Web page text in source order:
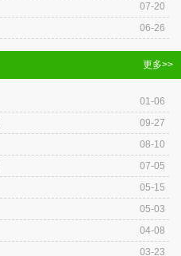
07-20
06-26
更多>>
01-06
09-27
08-10
07-05
05-15
05-03
04-08
03-23